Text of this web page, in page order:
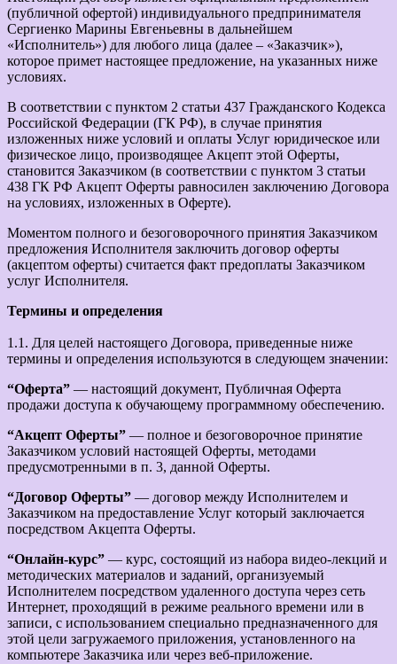
(публичной офертой) индивидуального предпринимателя
Сергиенко Марины Евгеньевны в дальнейшем
«Исполнитель») для любого лица (далее – «Заказчик»),
которое примет настоящее предложение, на указанных ниже
условиях.
В соответствии с пунктом 2 статьи 437 Гражданского Кодекса
Российской Федерации (ГК РФ), в случае принятия
изложенных ниже условий и оплаты Услуг юридическое или
физическое лицо, производящее Акцепт этой Оферты,
становится Заказчиком (в соответствии с пунктом 3 статьи
438 ГК РФ Акцепт Оферты равносилен заключению Договора
на условиях, изложенных в Оферте).
Моментом полного и безоговорочного принятия Заказчиком
предложения Исполнителя заключить договор оферты
(акцептом оферты) считается факт предоплаты Заказчиком
услуг Исполнителя.
Термины и определения
1.1. Для целей настоящего Договора, приведенные ниже
термины и определения используются в следующем значении:
“Оферта” — настоящий документ, Публичная Оферта
продажи доступа к обучающему программному обеспечению.
“Акцепт Оферты” — полное и безоговорочное принятие
Заказчиком условий настоящей Оферты, методами
предусмотренными в п. 3, данной Оферты.
“Договор Оферты” — договор между Исполнителем и
Заказчиком на предоставление Услуг который заключается
посредством Акцепта Оферты.
“Онлайн-курс” — курс, состоящий из набора видео-лекций и
методических материалов и заданий, организуемый
Исполнителем посредством удаленного доступа через сеть
Интернет, проходящий в режиме реального времени или в
записи, с использованием специально предназначенного для
этой цели загружаемого приложения, установленного на
компьютере Заказчика или через веб-приложение.